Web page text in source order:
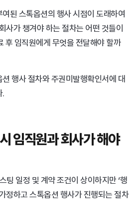
된 스톡옵션의 행사 시점이 도래하여
사가 챙겨야 하는 절차는 어떤 것들이
후 임직원에게 무엇을 전달해야 할까
행사 절차와 주권미발행확인서에 대
.
임직원과 회사가 해야
팅 일정 및 계약 조건이 상이하지만 ‘행
정하고 스톡옵션 행사가 진행되는 절차